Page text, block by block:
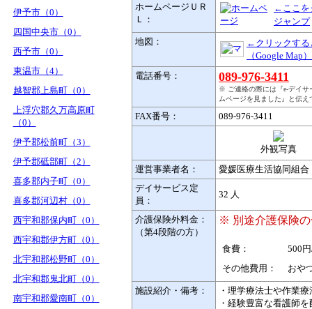
伊予市（0）
四国中央市（0）
西予市（0）
東温市（4）
越智郡上島町（0）
上浮穴郡久万高原町
（0）
伊予郡松前町（3）
伊予郡砥部町（2）
喜多郡内子町（0）
喜多郡河辺村（0）
西宇和郡保内町（0）
西宇和郡伊方町（0）
北宇和郡松野町（0）
北宇和郡鬼北町（0）
南宇和郡愛南町（0）
ホームページＵＲ
Ｌ：
←ここを
ジャンプ
地図：
←クリックする
（Google Map）
電話番号：
089-976-3411
※ ご連絡の際には『e-デイサ
ムページを見ました』と伝
FAX番号： 089-976-3411
外観写真
運営事業者名：
愛媛医療生活協同組合
デイサービス定
員：
32 人
介護保険外料金：
（第4段階の方）
※ 別途介護保険
食費：
500
その他費用：
おや
施設紹介・備考：
・理学療法士や作業
・経験豊富な看護師